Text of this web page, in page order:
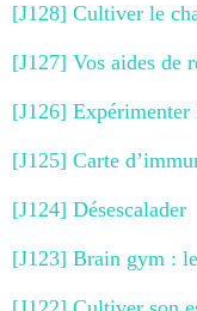
[J128] Cultiver le
[J127] Vos aides de
[J126]
[J125] Carte
[J124] Désescalader
[J123] Brain gym :